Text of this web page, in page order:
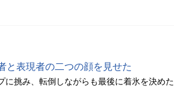
と表現者の二つの顔を見せた
に挑み、転倒しながらも最後に着氷を決めた